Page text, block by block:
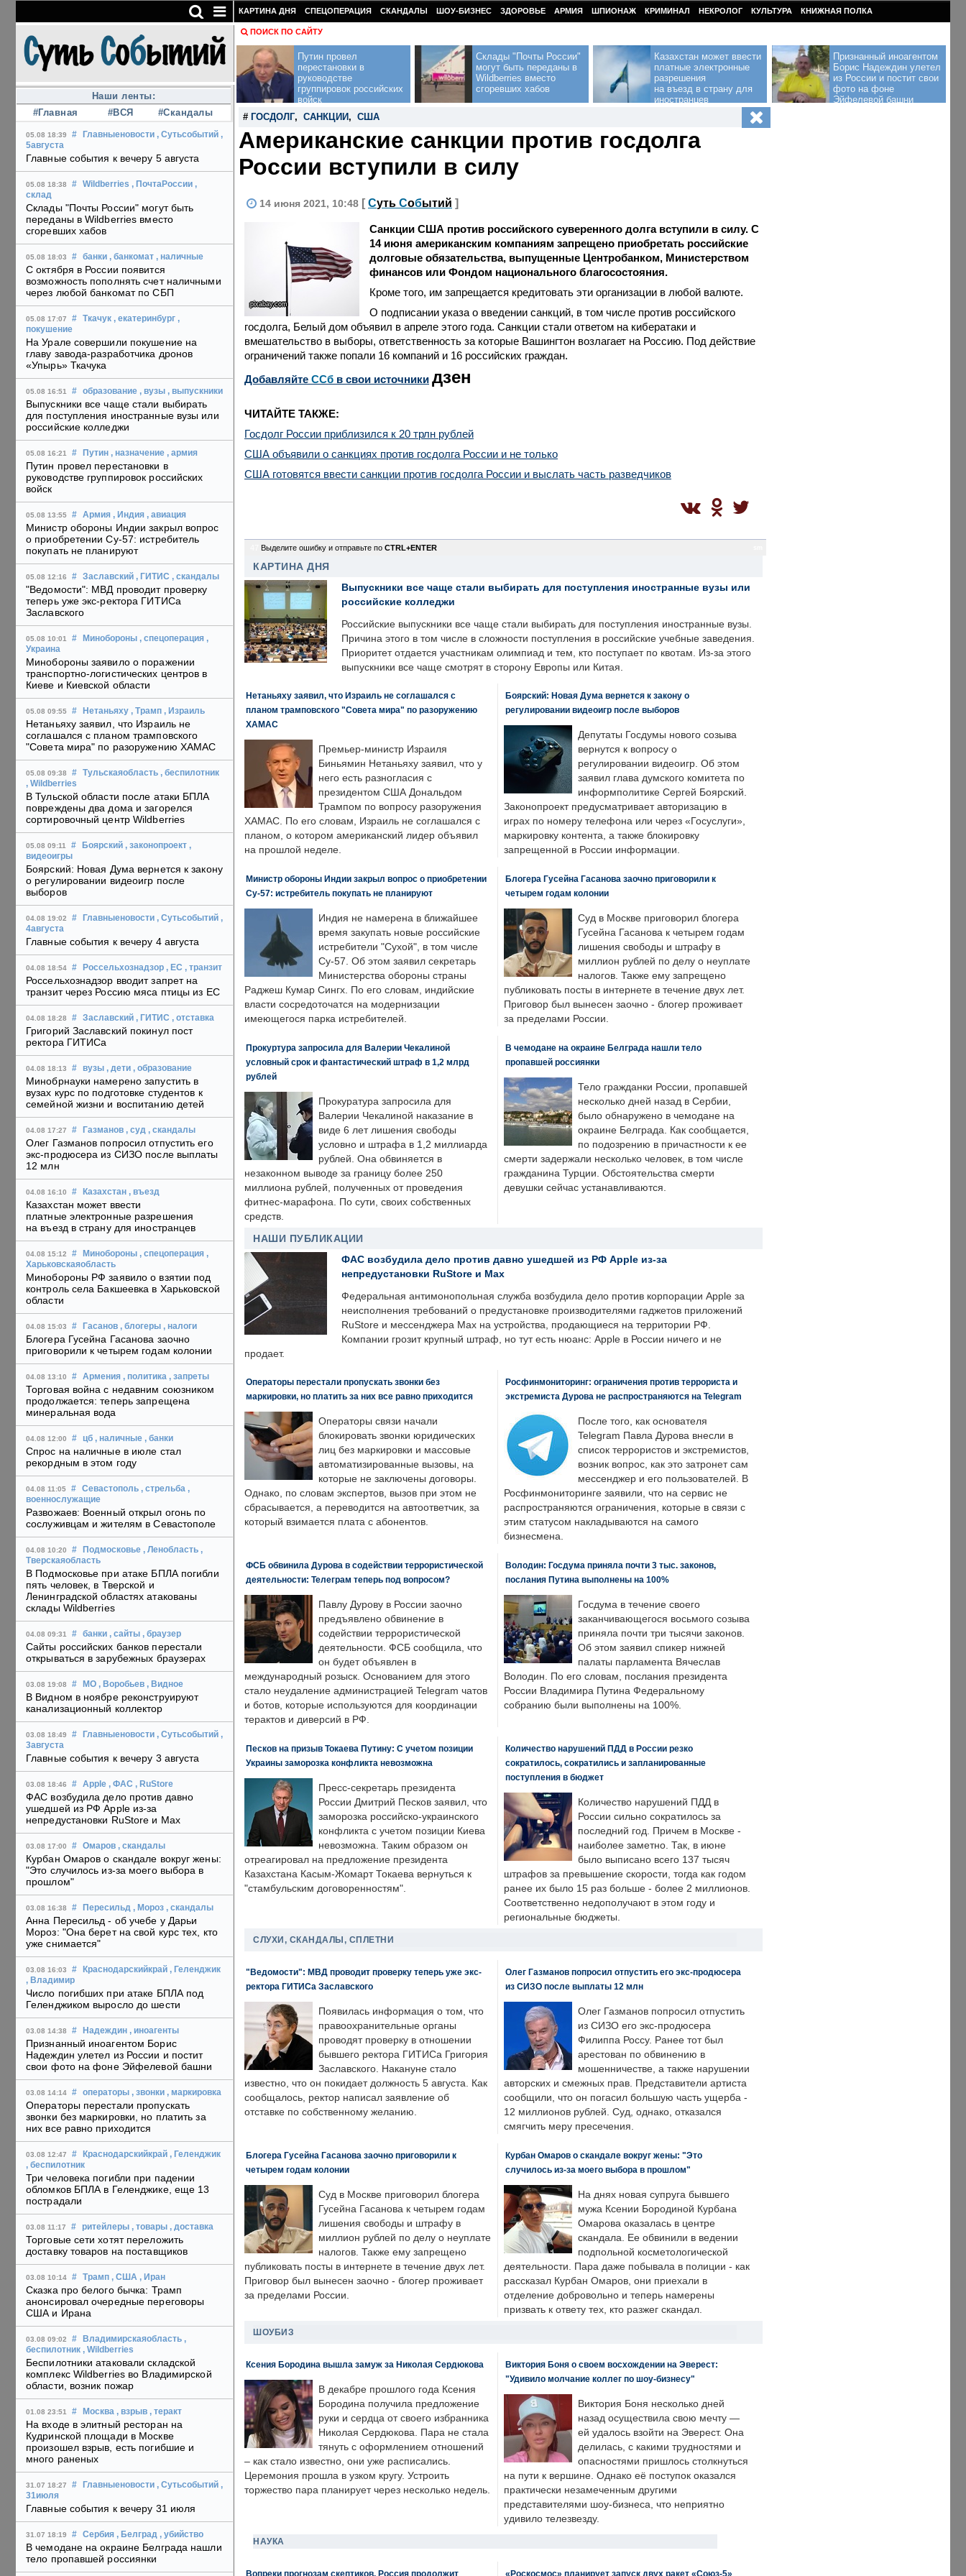
Наши ленты:
#Главная
#ВСЯ #Скандалы
05.08 18:39 # Главныеновости , Сутьсобытий ,
5августа
Главные события к вечеру 5 августа
05.08 18:38 # Wildberries , ПочтаРоссии ,
склад
Склады "Почты России" могут быть
переданы в Wildberries вместо
сгоревших хабов
05.08 18:03 # банки , банкомат , наличные
С октября в России появится
возможность пополнять счет наличными
через любой банкомат по СБП
05.08 17:07 # Ткачук , екатеринбург ,
покушение
На Урале совершили покушение на
главу завода-разработчика дронов
«Упырь» Ткачука
05.08 16:51 # образование , вузы , выпускники
Выпускники все чаще стали выбирать
для поступления иностранные вузы или
российские колледжи
05.08 16:21 # Путин , назначение , армия
Путин провел перестановки в
руководстве группировок российских
войск
05.08 13:55 # Армия , Индия , авиация
Министр обороны Индии закрыл вопрос
о приобретении Су-57: истребитель
покупать не планируют
05.08 12:16 # Заславский , ГИТИС , скандалы
"Ведомости": МВД проводит проверку
теперь уже экс-ректора ГИТИСа
Заславского
05.08 10:01 # Минобороны , спецоперация ,
Украина
Минобороны заявило о поражении
транспортно-логистических центров в
Киеве и Киевской области
05.08 09:55 # Нетаньяху , Трамп , Израиль
Нетаньяху заявил, что Израиль не
соглашался с планом трамповского
"Совета мира" по разоружению ХАМАС
05.08 09:38 # Тульскаяобласть , беспилотник
, Wildberries
В Тульской области после атаки БПЛА
повреждены два дома и загорелся
сортировочный центр Wildberries
05.08 09:11 # Боярский , законопроект ,
видеоигры
Боярский: Новая Дума вернется к закону
о регулировании видеоигр после
выборов
04.08 19:02 # Главныеновости , Сутьсобытий ,
4августа
Главные события к вечеру 4 августа
04.08 18:54 # Россельхознадзор , ЕС , транзит
Россельхознадзор вводит запрет на
транзит через Россию мяса птицы из ЕС
04.08 18:28 # Заславский , ГИТИС , отставка
Григорий Заславский покинул пост
ректора ГИТИСа
04.08 18:13 # вузы , дети , образование
Минобрнауки намерено запустить в
вузах курс по подготовке студентов к
семейной жизни и воспитанию детей
04.08 17:27 # Газманов , суд , скандалы
Олег Газманов попросил отпустить его
экс-продюсера из СИЗО после выплаты
12 млн
04.08 16:10 # Казахстан , въезд
Казахстан может ввести
платные электронные разрешения
на въезд в страну для иностранцев
04.08 15:12 # Минобороны , спецоперация ,
Харьковскаяобласть
Минобороны РФ заявило о взятии под
контроль села Бакшеевка в Харьковской
области
04.08 15:03 # Гасанов , блогеры , налоги
Блогера Гусейна Гасанова заочно
приговорили к четырем годам колонии
04.08 13:10 # Армения , политика , запреты
Торговая война с недавним союзником
продолжается: теперь запрещена
минеральная вода
04.08 12:00 # цб , наличные , банки
Спрос на наличные в июле стал
рекордным в этом году
04.08 11:05 # Севастополь , стрельба ,
военнослужащие
Развожаев: Военный открыл огонь по
сослуживцам и жителям в Севастополе
04.08 10:20 # Подмосковье , Ленобласть ,
Тверскаяобласть
В Подмосковье при атаке БПЛА погибли
пять человек, в Тверской и
Ленинградской областях атакованы
склады Wildberries
04.08 09:31 # банки , сайты , браузер
Сайты российских банков перестали
открываться в зарубежных браузерах
03.08 19:08 # МО , Воробьев , Видное
В Видном в ноябре реконструируют
канализационный коллектор
03.08 18:49 # Главныеновости , Сутьсобытий ,
3августа
Главные события к вечеру 3 августа
03.08 18:46 # Apple , ФАС , RuStore
ФАС возбудила дело против давно
ушедшей из РФ Apple из-за
непредустановки RuStore и Max
03.08 17:00 # Омаров , скандалы
Курбан Омаров о скандале вокруг жены:
"Это случилось из-за моего выбора в
прошлом"
03.08 16:38 # Пересильд , Мороз , скандалы
Анна Пересильд - об учебе у Дарьи
Мороз: "Она берет на свой курс тех, кто
уже снимается"
03.08 16:03 # Краснодарскийкрай , Геленджик
, Владимир
Число погибших при атаке БПЛА под
Геленджиком выросло до шести
03.08 14:38 # Надеждин , иноагенты
Признанный иноагентом Борис
Надеждин улетел из России и постит
свои фото на фоне Эйфелевой башни
03.08 14:14 # операторы , звонки , маркировка
Операторы перестали пропускать
звонки без маркировки, но платить за
них все равно приходится
03.08 12:47 # Краснодарскийкрай , Геленджик
, беспилотник
Три человека погибли при падении
обломков БПЛА в Геленджике, еще 13
пострадали
03.08 11:17 # ритейлеры , товары , доставка
Торговые сети хотят переложить
доставку товаров на поставщиков
03.08 10:14 # Трамп , США , Иран
Сказка про белого бычка: Трамп
анонсировал очередные переговоры
США и Ирана
03.08 09:02 # Владимирскаяобласть ,
беспилотник , Wildberries
Беспилотники атаковали складской
комплекс Wildberries во Владимирской
области, возник пожар
01.08 23:51 # Москва , взрыв , теракт
На входе в элитный ресторан на
Кудринской площади в Москве
произошел взрыв, есть погибшие и
много раненых
31.07 18:27 # Главныеновости , Сутьсобытий ,
31июля
Главные события к вечеру 31 июля
31.07 18:19 # Сербия , Белград , убийство
В чемодане на окраине Белграда нашли
тело пропавшей россиянки
КАРТИНА ДНЯ СПЕЦОПЕРАЦИЯ СКАНДАЛЫ ШОУ-БИЗНЕС ЗДОРОВЬЕ АРМИЯ ШПИОНАЖ КРИМИНАЛ НЕКРОЛОГ КУЛЬТУРА КНИЖНАЯ ПОЛКА
ПОИСК ПО САЙТУ
Путин провел
перестановки в
руководстве
группировок российских
войск
Склады "Почты России"
могут быть переданы в
Wildberries вместо
сгоревших хабов
Казахстан может ввести
платные электронные
разрешения
на въезд в страну для
иностранцев
Признанный иноагентом
Борис Надеждин улетел
из России и постит свои
фото на фоне
Эйфелевой башни
# ГОСДОЛГ, САНКЦИИ , США
Американские санкции против госдолга
России вступили в силу
14 июня 2021, 10:48 [ Суть Событий ]
pixabay.com
Санкции США против российского суверенного долга вступили в силу. С
14 июня американским компаниям запрещено приобретать российские
долговые обязательства, выпущенные Центробанком, Министерством
финансов или Фондом национального благосостояния.
Кроме того, им запрещается кредитовать эти организации в любой валюте.
О подписании указа о введении санкций, в том числе против российского
госдолга, Белый дом объявил в апреле этого года. Санкции стали ответом на кибератаки и
вмешательство в выборы, ответственность за которые Вашингтон возлагает на Россию. Под действие
ограничений также попали 16 компаний и 16 российских граждан.
Добавляйте CСб в свои источники дзен
ЧИТАЙТЕ ТАКЖЕ:
Госдолг России приблизился к 20 трлн рублей
США объявили о санкциях против госдолга России и не только
США готовятся ввести санкции против госдолга России и выслать часть разведчиков
Выделите ошибку и отправьте по CTRL+ENTER
КАРТИНА ДНЯ
Выпускники все чаще стали выбирать для поступления иностранные вузы или
российские колледжи
Российские выпускники все чаще стали выбирать для поступления иностранные вузы.
Причина этого в том числе в сложности поступления в российские учебные заведения.
Приоритет отдается участникам олимпиад и тем, кто поступает по квотам. Из-за этого
выпускники все чаще смотрят в сторону Европы или Китая.
Нетаньяху заявил, что Израиль не соглашался с
планом трамповского "Совета мира" по разоружению
ХАМАС
Премьер-министр Израиля
Биньямин Нетаньяху заявил, что у
него есть разногласия с
президентом США Дональдом
Трампом по вопросу разоружения
ХАМАС. По его словам, Израиль не соглашался с
планом, о котором американский лидер объявил
на прошлой неделе.
Боярский: Новая Дума вернется к закону о
регулировании видеоигр после выборов
Депутаты Госдумы нового созыва
вернутся к вопросу о
регулировании видеоигр. Об этом
заявил глава думского комитета по
информполитике Сергей Боярский.
Законопроект предусматривает авторизацию в
играх по номеру телефона или через «Госуслуги»,
маркировку контента, а также блокировку
запрещенной в России информации.
Министр обороны Индии закрыл вопрос о приобретении
Су-57: истребитель покупать не планируют
Индия не намерена в ближайшее
время закупать новые российские
истребители "Сухой", в том числе
Су-57. Об этом заявил секретарь
Министерства обороны страны
Раджеш Кумар Сингх. По его словам, индийские
власти сосредоточатся на модернизации
имеющегося парка истребителей.
Блогера Гусейна Гасанова заочно приговорили к
четырем годам колонии
Суд в Москве приговорил блогера
Гусейна Гасанова к четырем годам
лишения свободы и штрафу в
миллион рублей по делу о неуплате
налогов. Также ему запрещено
публиковать посты в интернете в течение двух лет.
Приговор был вынесен заочно - блогер проживает
за пределами России.
Прокуртура запросила для Валерии Чекалиной
условный срок и фантастический штраф в 1,2 млрд
рублей
Прокуратура запросила для
Валерии Чекалиной наказание в
виде 6 лет лишения свободы
условно и штрафа в 1,2 миллиарда
рублей. Она обвиняется в
незаконном выводе за границу более 250
миллиона рублей, полученных от проведения
фитнес-марафона. По сути, своих собственных
средств.
В чемодане на окраине Белграда нашли тело
пропавшей россиянки
Тело гражданки России, пропавшей
несколько дней назад в Сербии,
было обнаружено в чемодане на
окраине Белграда. Как сообщается,
по подозрению в причастности к ее
смерти задержали несколько человек, в том числе
гражданина Турции. Обстоятельства смерти
девушки сейчас устанавливаются.
НАШИ ПУБЛИКАЦИИ
ФАС возбудила дело против давно ушедшей из РФ Apple из-за
непредустановки RuStore и Max
Федеральная антимонопольная служба возбудила дело против корпорации Apple за
неисполнения требований о предустановке производителями гаджетов приложений
RuStore и мессенджера Max на устройства, продающиеся на территории РФ.
Компании грозит крупный штраф, но тут есть нюанс: Apple в России ничего и не
продает.
Операторы перестали пропускать звонки без
маркировки, но платить за них все равно приходится
Операторы связи начали
блокировать звонки юридических
лиц без маркировки и массовые
автоматизированные вызовы, на
которые не заключены договоры.
Однако, по словам экспертов, вызов при этом не
сбрасывается, а переводится на автоответчик, за
который взимается плата с абонентов.
Росфинмониторинг: ограничения против террориста и
экстремиста Дурова не распространяются на Telegram
После того, как основателя
Telegram Павла Дурова внесли в
список террористов и экстремистов,
возник вопрос, как это затронет сам
мессенджер и его пользователей. В
Росфинмониторинге заявили, что на сервис не
распространяются ограничения, которые в связи с
этим статусом накладываются на самого
бизнесмена.
ФСБ обвинила Дурова в содействии террористической
деятельности: Телеграм теперь под вопросом?
Павлу Дурову в России заочно
предъявлено обвинение в
содействии террористической
деятельности. ФСБ сообщила, что
он будет объявлен в
международный розыск. Основанием для этого
стало неудаление администрацией Telegram чатов
и ботов, которые используются для координации
терактов и диверсий в РФ.
Володин: Госдума приняла почти 3 тыс. законов,
послания Путина выполнены на 100%
Госдума в течение своего
заканчивающегося восьмого созыва
приняла почти три тысячи законов.
Об этом заявил спикер нижней
палаты парламента Вячеслав
Володин. По его словам, послания президента
России Владимира Путина Федеральному
собранию были выполнены на 100%.
Песков на призыв Токаева Путину: С учетом позиции
Украины заморозка конфликта невозможна
Пресс-секретарь президента
России Дмитрий Песков заявил, что
заморозка российско-украинского
конфликта с учетом позиции Киева
невозможна. Таким образом он
отреагировал на предложение президента
Казахстана Касым-Жомарт Токаева вернуться к
"стамбульским договоренностям".
Количество нарушений ПДД в России резко
сократилось, сократились и запланированные
поступления в бюджет
Количество нарушений ПДД в
России сильно сократилось за
последний год. Причем в Москве -
наиболее заметно. Так, в июне
было выписано всего 137 тысяч
штрафов за превышение скорости, тогда как годом
ранее их было 15 раз больше - более 2 миллионов.
Соответственно недополучают в этом году и
региональные бюджеты.
СЛУХИ, СКАНДАЛЫ, СПЛЕТНИ
"Ведомости": МВД проводит проверку теперь уже экс-
ректора ГИТИСа Заславского
Появилась информация о том, что
правоохранительные органы
проводят проверку в отношении
бывшего ректора ГИТИСа Григория
Заславского. Накануне стало
известно, что он покидает должность 5 августа. Как
сообщалось, ректор написал заявление об
отставке по собственному желанию.
Олег Газманов попросил отпустить его экс-продюсера
из СИЗО после выплаты 12 млн
Олег Газманов попросил отпустить
из СИЗО его экс-продюсера
Филиппа Россу. Ранее тот был
арестован по обвинению в
мошенничестве, а также нарушении
авторских и смежных прав. Представители артиста
сообщили, что он погасил большую часть ущерба -
12 миллионов рублей. Суд, однако, отказался
смягчить меру пресечения.
Блогера Гусейна Гасанова заочно приговорили к
четырем годам колонии
Суд в Москве приговорил блогера
Гусейна Гасанова к четырем годам
лишения свободы и штрафу в
миллион рублей по делу о неуплате
налогов. Также ему запрещено
публиковать посты в интернете в течение двух лет.
Приговор был вынесен заочно - блогер проживает
за пределами России.
Курбан Омаров о скандале вокруг жены: "Это
случилось из-за моего выбора в прошлом"
На днях новая супруга бывшего
мужа Ксении Бородиной Курбана
Омарова оказалась в центре
скандала. Ее обвинили в ведении
подпольной косметологической
деятельности. Пара даже побывала в полиции - как
рассказал Курбан Омаров, они приехали в
отделение добровольно и теперь намерены
призвать к ответу тех, кто разжег скандал.
ШОУБИЗ
Ксения Бородина вышла замуж за Николая Сердюкова
В декабре прошлого года Ксения
Бородина получила предложение
руки и сердца от своего избранника
Николая Сердюкова. Пара не стала
тянуть с оформлением отношений
– как стало известно, они уже расписались.
Церемония прошла в узком кругу. Устроить
торжество пара планирует через несколько недель.
Виктория Боня о своем восхождении на Эверест:
"Удивило молчание коллег по шоу-бизнесу"
Виктория Боня несколько дней
назад осуществила свою мечту —
ей удалось взойти на Эверест. Она
делилась, с какими трудностями и
опасностями пришлось столкнуться
на пути к вершине. Однако её поступок оказался
практически незамеченным другими
представителями шоу-бизнеса, что неприятно
удивило телезвезду.
НАУКА
Вопреки прогнозам скептиков, Россия продолжит «Роскосмос» планирует запуск двух ракет «Союз-5»